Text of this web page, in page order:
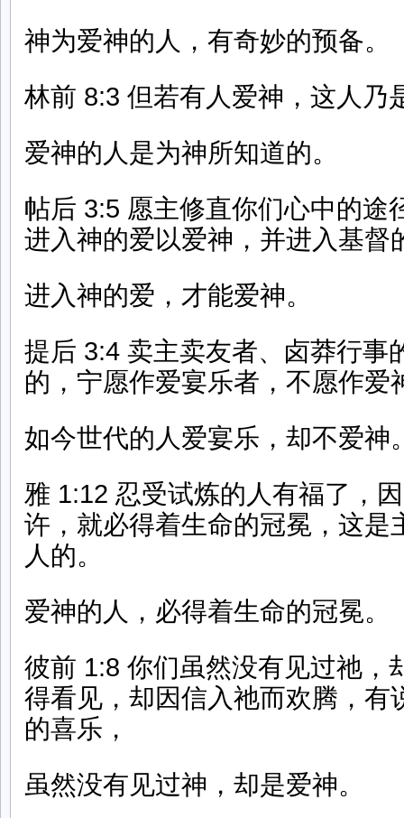
神为爱神的人，有奇妙的预备。
林前 8:3 但若有人爱神，这人乃
爱神的人是为神所知道的。
帖后 3:5 愿主修直你们心中的途
进入神的爱以爱神，并进入基督
进入神的爱，才能爱神。
提后 3:4 卖主卖友者、卤莽行事
的，宁愿作爱宴乐者，不愿作爱
如今世代的人爱宴乐，却不爱神
雅 1:12 忍受试炼的人有福了，
许，就必得着生命的冠冕，这是
人的。
爱神的人，必得着生命的冠冕。
彼前 1:8 你们虽然没有见过祂，
得看见，却因信入祂而欢腾，有
的喜乐，
虽然没有见过神，却是爱神。